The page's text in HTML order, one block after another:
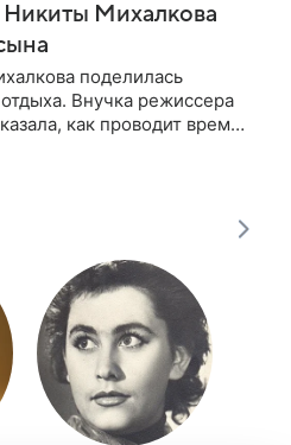
Никиты Михалкова
поделилась
Внучка режиссера
как проводит время